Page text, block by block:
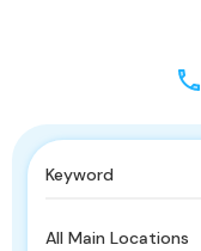
All Main Locations